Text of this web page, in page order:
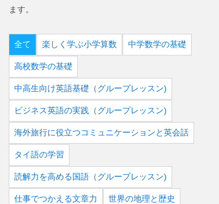
ます。
全て 楽しく学ぶ小学算数 中学数学の基礎
高校数学の基礎
中高生向け英語基礎（グループレッスン)
ビジネス英語の実践（グループレッスン)
海外旅行に役立つコミュニケーションと英会話
タイ語の学習
読解力を高める国語（グループレッスン)
仕事でつかえる文章力 世界の地理と歴史